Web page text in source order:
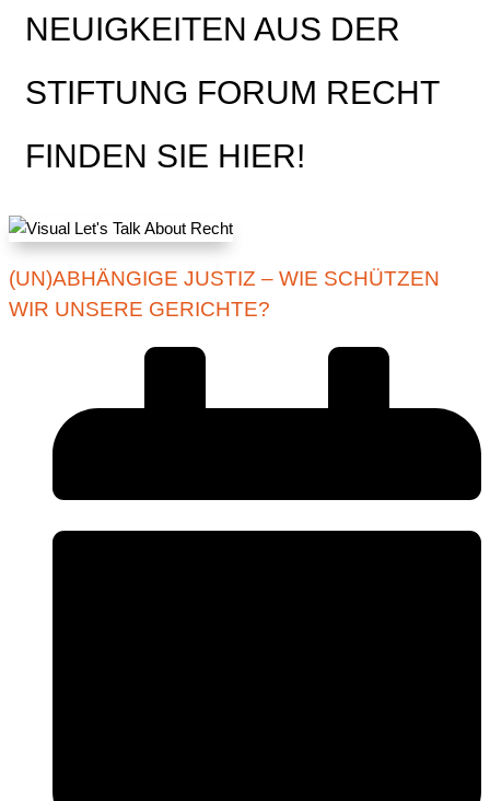
NEUIGKEITEN AUS DER
STIFTUNG FORUM RECHT
FINDEN SIE HIER!
(UN)ABHÄNGIGE JUSTIZ – WIE SCHÜTZEN
WIR UNSERE GERICHTE?